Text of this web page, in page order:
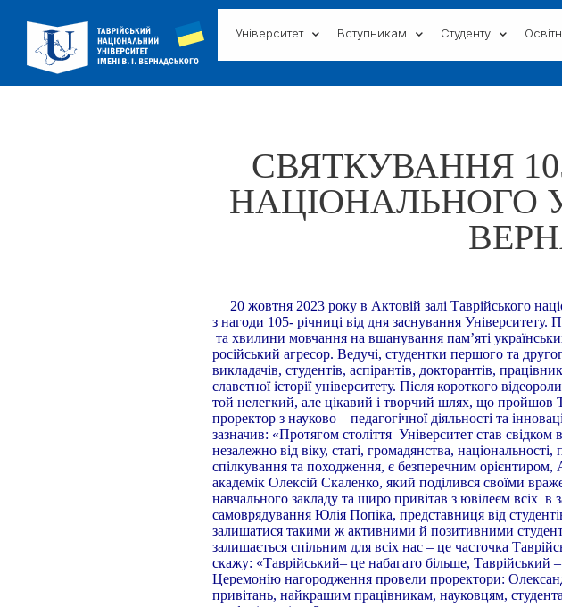
Університет Вступникам Студенту
СВЯТКУВАННЯ
НАЦІОНАЛЬНОГО
20 жовтня 2023 року в Актовій залі Таврійського
з нагоди 105- річниці від дня заснування
та хвилини мовчання на вшанування пам’яті
російський агресор. Ведучі, студентки першого та
викладачів, студентів, аспірантів, докторантів,
славетної історії університету. Після короткого
той нелегкий, але цікавий і творчий шлях, що пройшов
проректор з науково – педагогічної діяльності та
зазначив: «Протягом століття Університет став
незалежно від віку, статі, громадянства,
спілкування та походження, є безперечним
академік Олексій Скаленко, який поділився своїми
навчального закладу та щиро привітав з ювілеєм всіх в
самоврядування Юлія Попіка, представниця від
залишатися такими ж активними й позитивними
залишається спільним для всіх нас – це часточка
скажу: «Таврійський– це набагато більше, Таврійський
Церемонію нагородження провели проректори:
привітань, найкрашим працівникам, науковцям,